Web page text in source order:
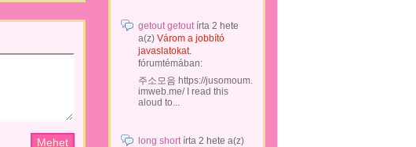
getout getoutírta 2 hete
a(z) Várom a jobbító
javaslatokat.
fórumtémában:
주소모음 https://jusomoum.
imweb.me/ I read this
aloud to...
long shortírta 2 hete a(z)